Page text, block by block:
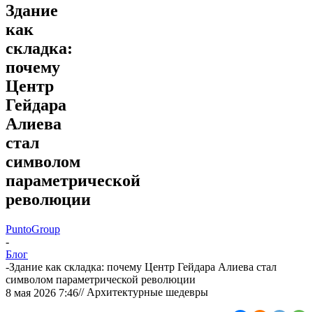
Здание
как
складка:
почему
Центр
Гейдара
Алиева
стал
символом
параметрической
революции
PuntoGroup
-
Блог
-Здание как складка: почему Центр Гейдара Алиева стал
символом параметрической революции
8 мая 2026 7:46// Архитектурные шедевры